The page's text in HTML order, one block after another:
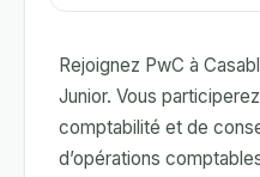
Rejoignez PwC à
Junior. Vous
comptabilité et de
d’opérations